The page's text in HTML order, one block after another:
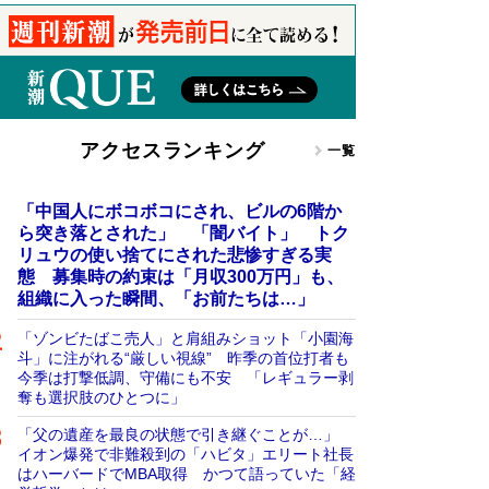
アクセスランキング 一覧
「中国人にボコボコにされ、ビルの6階か
ら突き落とされた」 「闇バイト」 トク
リュウの使い捨てにされた悲惨すぎる実
態 募集時の約束は「月収300万円」も、
組織に入った瞬間、「お前たちは…」
「ゾンビたばこ売人」と肩組みショット「小園海
斗」に注がれる“厳しい視線” 昨季の首位打者も
今季は打撃低調、守備にも不安 「レギュラー剥
奪も選択肢のひとつに」
「父の遺産を最良の状態で引き継ぐことが…」
イオン爆発で非難殺到の「ハビタ」エリート社長
はハーバードでMBA取得 かつて語っていた「経